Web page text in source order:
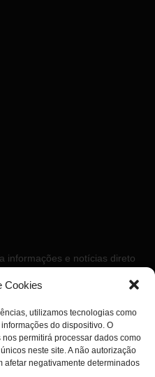
Cookies
utilizamos tecnologias como
do dispositivo. O
permitirá processar dados como
neste site. A não autorização
afetar negativamente determinados
informações e notícias direto